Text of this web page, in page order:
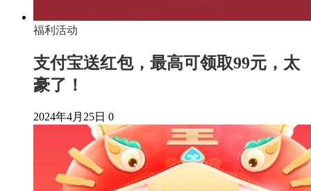
福利活动
支付宝送红包，最高可领取99元，太
豪了！
2024年4月25日 0